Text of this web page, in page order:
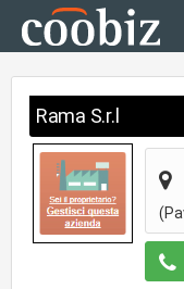
Rama S.r.l